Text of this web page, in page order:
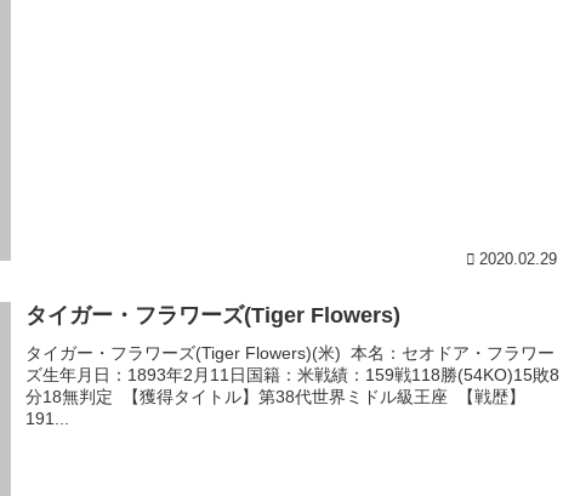
2020.02.29
タイガー・フラワーズ(Tiger Flowers)
タイガー・フラワーズ(Tiger Flowers)(米) 本名：セオドア・フラワー
ズ生年月日：1893年2月11日国籍：米戦績：159戦118勝(54KO)15敗8
分18無判定 【獲得タイトル】第38代世界ミドル級王座 【戦歴】
191...